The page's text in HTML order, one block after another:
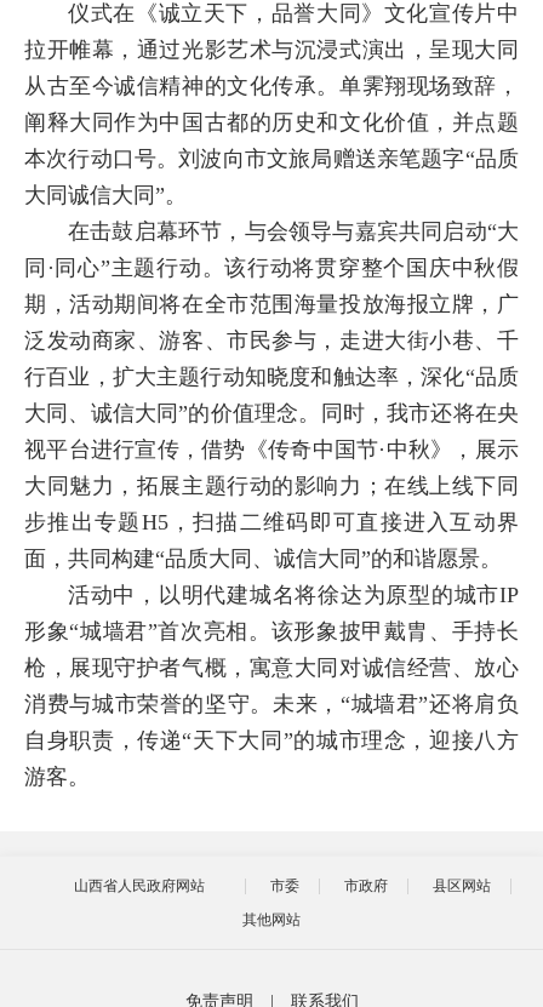
仪式在《诚立天下，品誉大同》文化宣传片中
拉开帷幕，通过光影艺术与沉浸式演出，呈现大同
从古至今诚信精神的文化传承。单霁翔现场致辞，
阐释大同作为中国古都的历史和文化价值，并点题
本次行动口号。刘波向市文旅局赠送亲笔题字“品质
大同诚信大同”。
在击鼓启幕环节，与会领导与嘉宾共同启动“大
同·同心”主题行动。该行动将贯穿整个国庆中秋假
期，活动期间将在全市范围海量投放海报立牌，广
泛发动商家、游客、市民参与，走进大街小巷、千
行百业，扩大主题行动知晓度和触达率，深化“品质
大同、诚信大同”的价值理念。同时，我市还将在央
视平台进行宣传，借势《传奇中国节·中秋》，展示
大同魅力，拓展主题行动的影响力；在线上线下同
步推出专题H5，扫描二维码即可直接进入互动界
面，共同构建“品质大同、诚信大同”的和谐愿景。
活动中，以明代建城名将徐达为原型的城市IP
形象“城墙君”首次亮相。该形象披甲戴胄、手持长
枪，展现守护者气概，寓意大同对诚信经营、放心
消费与城市荣誉的坚守。未来，“城墙君”还将肩负
自身职责，传递“天下大同”的城市理念，迎接八方
游客。
山西省人民政府网站 市委 市政府
县区网站
其他网站
免责声明 联系我们